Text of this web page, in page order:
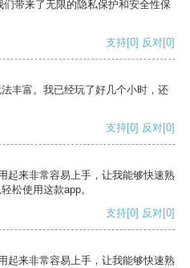
带来了无限的隐私保护和安全性保
支持[0] 反对[0]
丰富。我已经玩了好几个小时，还
支持[0] 反对[0]
起来非常容易上手，让我能够快速熟
松使用这款app。
支持[0] 反对[0]
起来非常容易上手，让我能够快速熟